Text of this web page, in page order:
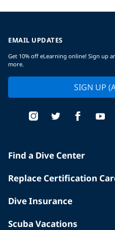
EMAIL UPDATES
Get 10% off eLearning online! Sign up
more.
SIGN UP
Find a Dive Center
Replace Certification
Dive Insurance
Scuba Vacations